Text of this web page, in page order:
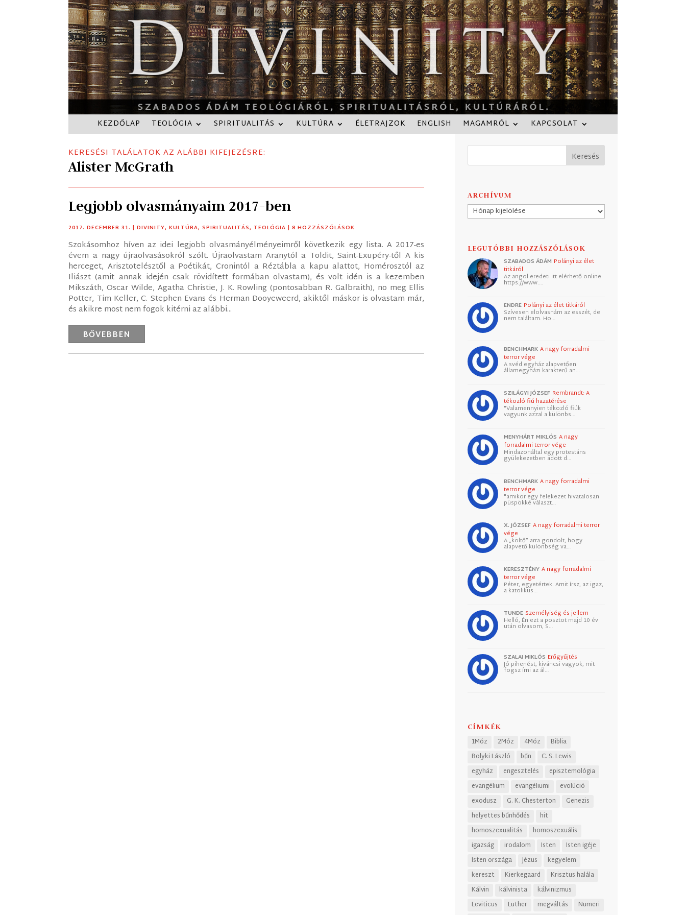
KEZDŐLAP TEOLÓGIA SPIRITUALITÁS KULTÚRA ÉLETRAJZOK ENGLISH MAGAMRÓL KAPCSOLAT
KERESÉSI TALÁLATOK AZ ALÁBBI KIFEJEZÉSRE:
Alister McGrath
Legjobb olvasmányaim 2017-ben
2017. DECEMBER 31. |DIVINITY,KULTÚRA,SPIRITUALITÁS, TEOLÓGIA | 8 HOZZÁSZÓLÁSOK
Szokásomhoz híven az idei legjobb olvasmányélményeimről következik egy lista. A 2017-es
évem a nagy újraolvasásokról szólt. Újraolvastam Aranytól a Toldit, Saint-Exupéry-től A kis
herceget, Arisztotelésztől a Poétikát, Cronintól a Réztábla a kapu alattot, Homérosztól az
Iliászt (amit annak idején csak rövidített formában olvastam), és volt idén is a kezemben
Mikszáth, Oscar Wilde, Agatha Christie, J. K. Rowling (pontosabban R. Galbraith), no meg Ellis
Potter, Tim Keller, C. Stephen Evans és Herman Dooyeweerd, akiktől máskor is olvastam már,
és akikre most nem fogok kitérni az alábbi...
BŐVEBBEN
ARCHÍVUM
Archívum
LEGUTÓBBI HOZZÁSZÓLÁSOK
SZABADOS ÁDÁM Polányi az élet
titkáról
Az angol eredeti itt elérhető online:
https://www.…
ENDRE Polányi az élet titkáról
Szívesen elolvasnám az esszét, de
nem találtam. Ho…
BENCHMARK A nagy forradalmi
terror vége
A svéd egyház alapvetően
államegyházi karakterű an…
SZILÁGYI JÓZSEF Rembrandt: A
tékozló fiú hazatérése
"Valamennyien tékozló fiúk
vagyunk azzal a különbs…
MENYHÁRT MIKLÓS A nagy
forradalmi terror vége
Mindazonáltal egy protestáns
gyülekezetben adott d…
BENCHMARK A nagy forradalmi
terror vége
"amikor egy felekezet hivatalosan
püspökké választ…
X. JÓZSEF A nagy forradalmi terror
vége
A „költő” arra gondolt, hogy
alapvető különbség va…
KERESZTÉNY A nagy forradalmi
terror vége
Péter, egyetértek. Amit írsz, az igaz,
a katolikus…
TUNDE Személyiség és jellem
Helló, Én ezt a posztot majd 10 év
után olvasom, S…
SZALAI MIKLÓS Erőgyűjtés
Jó pihenést, kiváncsi vagyok, mit
fogsz írni az ál…
CÍMKÉK
1Móz 2Móz 4Móz
Biblia
Bolyki László
bűn
C. S. Lewis
egyház
engesztelés
episztemológia
evangélium
evangéliumi
evolúció
exodusz
G. K. Chesterton
Genezis
helyettes bűnhődés
hit
homoszexualitás
homoszexuális
igazság
irodalom Isten
Isten igéje
Isten országa
Jézus
kegyelem
kereszt
Kierkegaard
Krisztus halála
Kálvin
kálvinista
kálvinizmus
Leviticus
Luther megváltás
Numeri